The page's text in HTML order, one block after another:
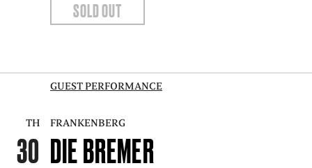
SOLD OUT
GUEST PERFORMANCE
TH
30
FRANKENBERG
DIE BREMER